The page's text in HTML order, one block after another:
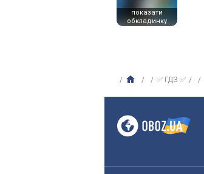
показати
обкладинку
✅ ГДЗ ✅